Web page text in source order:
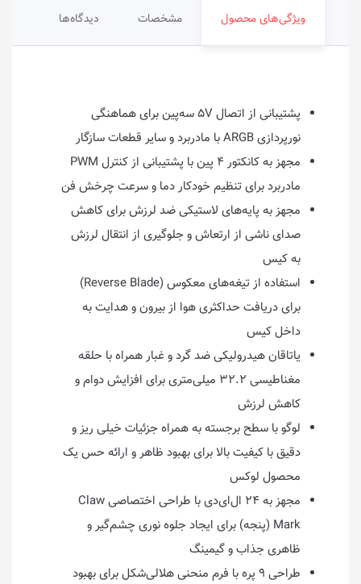
ویژگی‌های محصول مشخصات دیدگاه‌ها
پشتیبانی از اتصال ۵V سه‌پین برای هماهنگی
نورپردازی ARGB با مادربرد و سایر قطعات سازگار
مجهز به کانکتور ۴ پین با پشتیبانی از کنترل PWM
مادربرد برای تنظیم خودکار دما و سرعت چرخش فن
مجهز به پایه‌های لاستیکی ضد لرزش برای کاهش
صدای ناشی از ارتعاش و جلوگیری از انتقال لرزش
به کیس
استفاده از تیغه‌های معکوس (Reverse Blade)
برای دریافت حداکثری هوا از بیرون و هدایت به
داخل کیس
یاتاقان هیدرولیکی ضد گرد و غبار همراه با حلقه
مغناطیسی ۳۲.۲ میلی‌متری برای افزایش دوام و
کاهش لرزش
لوگو با سطح برجسته به همراه جزئیات خیلی ریز و
دقیق با کیفیت بالا برای بهبود ظاهر و ارائه حس یک
محصول لوکس
مجهز به ۲۴ ال‌ای‌دی با طراحی اختصاصی Claw
Mark (پنجه) برای ایجاد جلوه نوری چشم‌گیر و
ظاهری جذاب و گیمینگ
طراحی ۹ پره با فرم منحنی هلالی‌شکل برای بهبود